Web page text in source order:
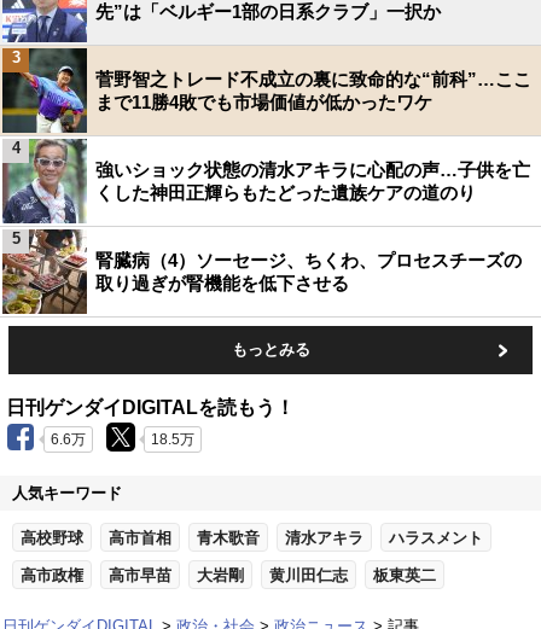
先”は「ベルギー1部の日系クラブ」一択か
菅野智之トレード不成立の裏に致命的な“前科”…ここ
まで11勝4敗でも市場価値が低かったワケ
3
強いショック状態の清水アキラに心配の声…子供を亡
くした神田正輝らもたどった遺族ケアの道のり
4
腎臓病（4）ソーセージ、ちくわ、プロセスチーズの
取り過ぎが腎機能を低下させる
5
もっとみる
日刊ゲンダイDIGITALを読もう！
6.6万 18.5万
人気キーワード
高校野球 高市首相 青木歌音 清水アキラ ハラスメント
高市政権 高市早苗 大岩剛 黄川田仁志 板東英二